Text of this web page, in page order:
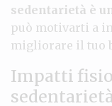
sedentarietà è
può motivarti a
migliorare il tuo
Impatti
sedentarietà